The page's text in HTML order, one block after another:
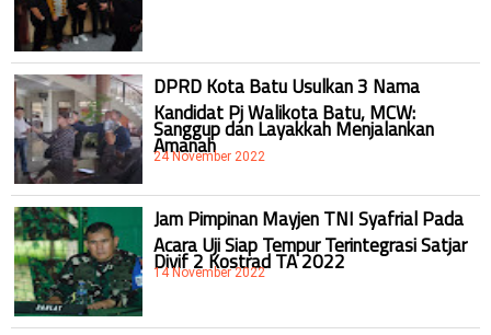
DPRD Kota Batu Usulkan 3 Nama
Kandidat Pj Walikota Batu, MCW:
Sanggup dan Layakkah Menjalankan
Amanah
24 November 2022
Jam Pimpinan Mayjen TNI Syafrial Pada
Acara Uji Siap Tempur Terintegrasi Satjar
Divif 2 Kostrad TA 2022
14 November 2022